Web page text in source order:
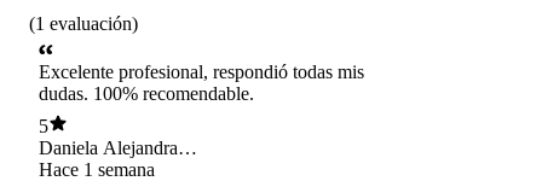
(1 evaluación)
Excelente profesional, respondió todas mis
dudas. 100% recomendable.
5
Daniela Alejandra
Sanhueza Sanzana
Hace 1 semana